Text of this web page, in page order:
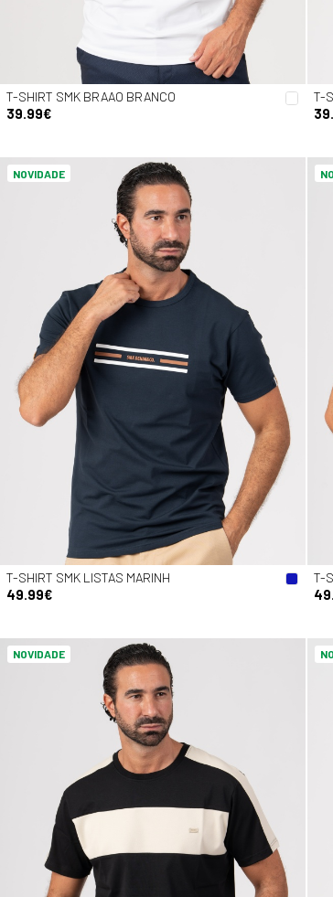
T-SHIRT SMK BRAAO BRANCO
39.99€
T-
NOVIDADE
T-SHIRT SMK LISTAS MARINH
49.99€
T-
NOVIDADE